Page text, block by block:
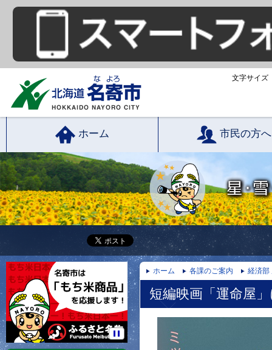
文字サイズ
ホーム 市民の方へ
ホーム 各課のご案内 経済部
短編映画「運命屋
停